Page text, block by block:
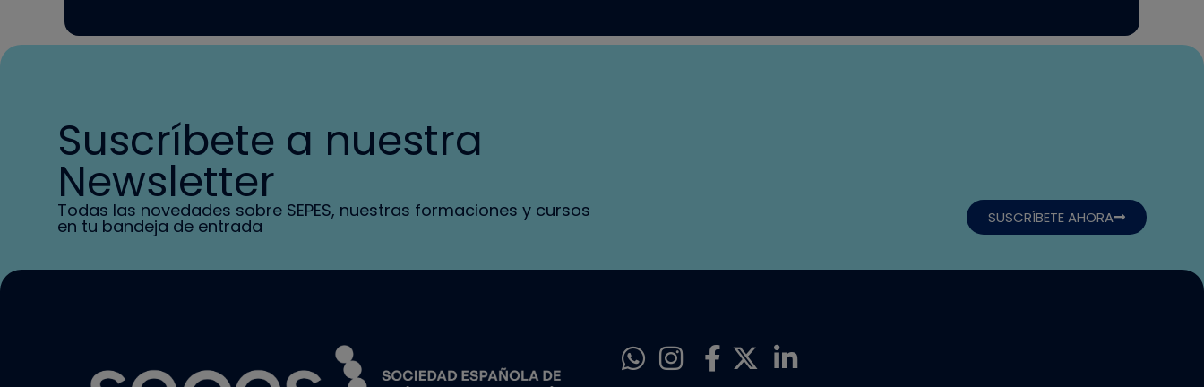
Suscríbete a nuestra
Newsletter
Todas las novedades sobre SEPES, nuestras formaciones y cursos
en tu bandeja de entrada SUSCRÍBETE AHORA